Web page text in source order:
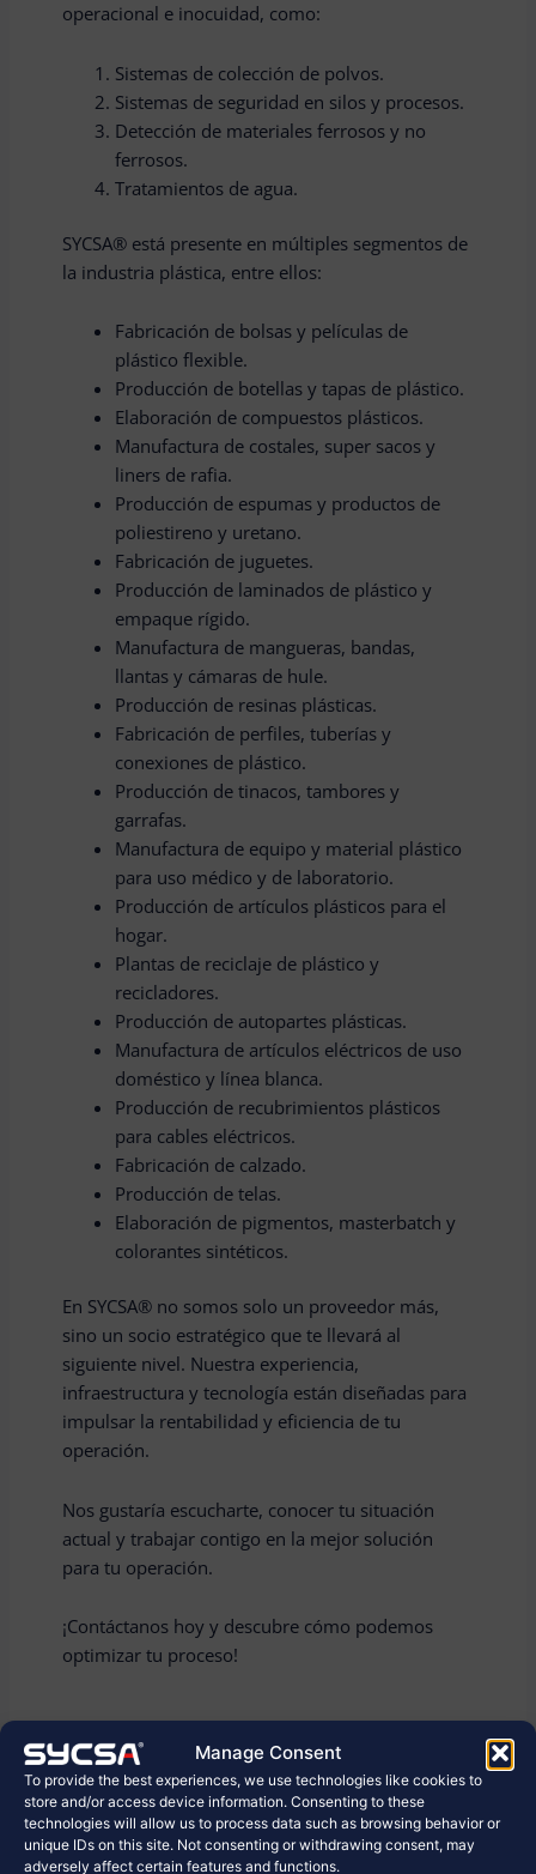
Manage Consent
To provide the best experiences, we use technologies like cookies to
store and/or access device information. Consenting to these
technologies will allow us to process data such as browsing behavior or
unique IDs on this site. Not consenting or withdrawing consent, may
adversely affect certain features and functions.
operacional e inocuidad, como:
Sistemas de colección de polvos.
Sistemas de seguridad en silos y procesos.
Detección de materiales ferrosos y no
ferrosos.
Tratamientos de agua.
SYCSA® está presente en múltiples segmentos de
la industria plástica, entre ellos:
Fabricación de bolsas y películas de
plástico flexible.
Producción de botellas y tapas de plástico.
Elaboración de compuestos plásticos.
Manufactura de costales, super sacos y
liners de rafia.
Producción de espumas y productos de
poliestireno y uretano.
Fabricación de juguetes.
Producción de laminados de plástico y
empaque rígido.
Manufactura de mangueras, bandas,
llantas y cámaras de hule.
Producción de resinas plásticas.
Fabricación de perfiles, tuberías y
conexiones de plástico.
Producción de tinacos, tambores y
garrafas.
Manufactura de equipo y material plástico
para uso médico y de laboratorio.
Producción de artículos plásticos para el
hogar.
Plantas de reciclaje de plástico y
recicladores.
Producción de autopartes plásticas.
Manufactura de artículos eléctricos de uso
doméstico y línea blanca.
Producción de recubrimientos plásticos
para cables eléctricos.
Fabricación de calzado.
Producción de telas.
Elaboración de pigmentos, masterbatch y
colorantes sintéticos.
En SYCSA® no somos solo un proveedor más,
sino un socio estratégico que te llevará al
siguiente nivel. Nuestra experiencia,
infraestructura y tecnología están diseñadas para
impulsar la rentabilidad y eficiencia de tu
operación.
Nos gustaría escucharte, conocer tu situación
actual y trabajar contigo en la mejor solución
para tu operación.
¡Contáctanos hoy y descubre cómo podemos
optimizar tu proceso!
Conecta con nosotros.